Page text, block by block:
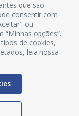
que são
consentir com
ou
“Minhas opções”.
de cookies,
leia nossa